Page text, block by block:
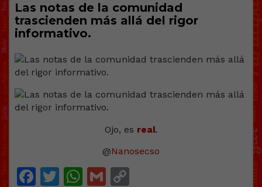
Las notas de la comunidad
trascienden más allá del rigor
informativo.
Ojo, es real.
@Nanosecso
Facebook
Twitter
WhatsApp
Gmail